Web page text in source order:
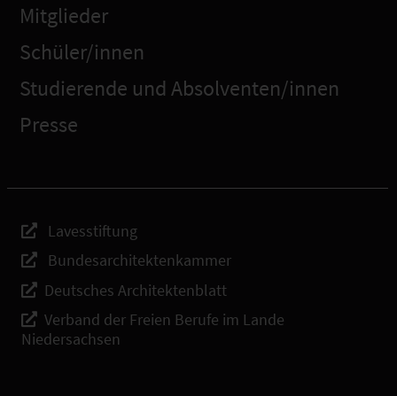
Mitglieder
Schüler/innen
Studierende und Absolventen/innen
Presse
Lavesstiftung
Bundesarchitektenkammer
Deutsches Architektenblatt
Verband der Freien Berufe im Lande
Niedersachsen